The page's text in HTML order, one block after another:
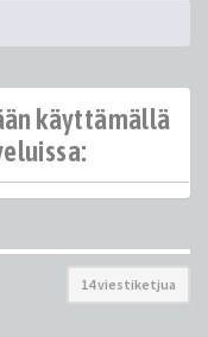
käyttämällä
14 viestiketjua